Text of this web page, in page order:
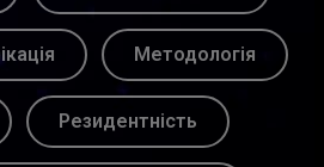
Методологія
Резидентність